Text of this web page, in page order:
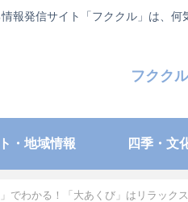
報発信サイト「フククル」は、
フククル
・地域情報 四季・文
でわかる！「大あくび」はリラック